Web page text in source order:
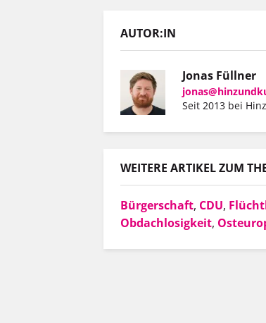
AUTOR:IN
Jonas Füllner
Seit 2013 bei
WEITERE ARTIKEL ZUM
Bürgerschaft, CDU,
Obdachlosigkeit,